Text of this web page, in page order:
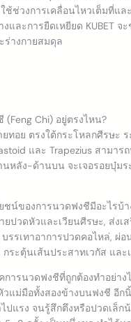
ช่วงการเคลื่อนไหวเต็มที่แล
และการยืดเหยียด KUBET จ
ร่างกายสมดุล
(Feng Chi) อยู่ตรงไหน?
ยทอย ตรงใต้กระโหลกศีรษะ
และ Trapezius สามาร
หลัง-ด้านบน จะเจอรอยบุ๋มร
ชน์ของการนวดฟงชีมีอะไรบ้า
ยปวดหัวและเวียนศีรษะ, ส่งเ
รรเทาอาการปวดคอไหล่, ผ่
ระตุ้นเส้นประสาทเวกัส แล
การนวดฟงชีที่ถูกต้องทำอย่าง
วแม่มือทั้งสองข้างบนฟงชี อีก
ปแรง จนรู้สึกตึงหรือปวดเล็ก